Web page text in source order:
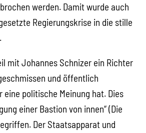
werden. Damit wurde auch
Regierungskrise in die stille
mit Johannes Schnizer ein Richter
und öffentlich
eine politische Meinung hat. Dies
einer Bastion von innen“ (Die
Der Staatsapparat und